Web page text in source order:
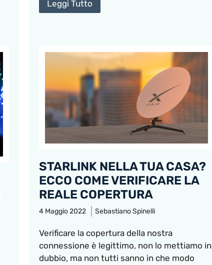
Leggi Tutto
STARLINK NELLA TUA CASA?
ECCO COME VERIFICARE LA
REALE COPERTURA
4 Maggio 2022 Sebastiano Spinelli
Verificare la copertura della nostra
connessione è legittimo, non lo mettiamo in
dubbio, ma non tutti sanno in che modo